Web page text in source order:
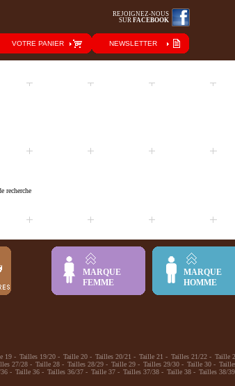
VOTRE PANIER NEWSLETTER
REJOIGNEZ-NOUS
SUR FACEBOOK
recherche
MARQUE
FEMME
MARQUE
HOMME
19 - Tailles 19/20 - Taille 20 - Tailles 20/21 - Taille 21 - Tailles 21/22 - Taille
27/28 - Taille 28 - Tailles 28/29 - Taille 29 - Tailles 29/30 - Taille 30 -
- Taille 36 - Tailles 36/37 - Taille 37 - Tailles 37/38 - Taille 38 - Tailles 38/39